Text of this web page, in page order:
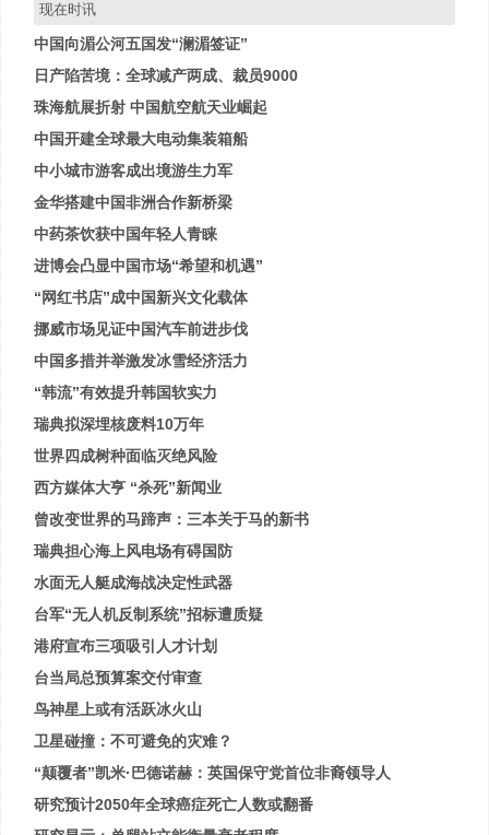
现在时讯
中国向湄公河五国发“澜湄签证”
日产陷苦境：全球减产两成、裁员9000
珠海航展折射 中国航空航天业崛起
中国开建全球最大电动集装箱船
中小城市游客成出境游生力军
金华搭建中国非洲合作新桥梁
中药茶饮获中国年轻人青睐
进博会凸显中国市场“希望和机遇”
“网红书店”成中国新兴文化载体
挪威市场见证中国汽车前进步伐
中国多措并举激发冰雪经济活力
“韩流”有效提升韩国软实力
瑞典拟深埋核废料10万年
世界四成树种面临灭绝风险
西方媒体大亨 “杀死”新闻业
曾改变世界的马蹄声：三本关于马的新书
瑞典担心海上风电场有碍国防
水面无人艇成海战决定性武器
台军“无人机反制系统”招标遭质疑
港府宣布三项吸引人才计划
台当局总预算案交付审查
鸟神星上或有活跃冰火山
卫星碰撞：不可避免的灾难？
“颠覆者”凯米·巴德诺赫：英国保守党首位非裔领导人
研究预计2050年全球癌症死亡人数或翻番